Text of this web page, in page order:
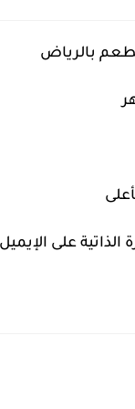
بالرياض
على الإيميل